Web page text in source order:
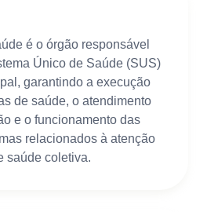
é o órgão responsável
Único de Saúde (SUS)
garantindo a execução
de saúde, o atendimento
e o funcionamento das
relacionados à atenção
saúde coletiva.